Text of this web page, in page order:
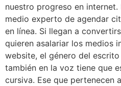
nuestro progreso en internet.
medio experto de agendar
en línea. Si llegan a
quieren asalariar los medios
website, el género del
también en la voz tiene que
cursiva. Ese que pertenecen